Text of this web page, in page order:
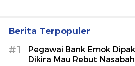
Berita Terpopuler
#1
Pegawai Bank Emok
Dikira Mau Rebut